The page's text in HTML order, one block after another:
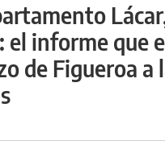
el informe que
de Figueroa a